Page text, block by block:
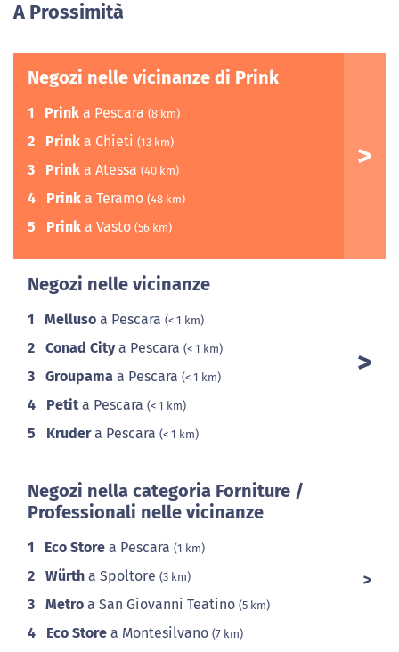
A Prossimità
Negozi nelle vicinanze di Prink
1 Prink a Pescara (8 km)
2 Prink a Chieti (13 km)
3 Prink a Atessa (40 km)
4 Prink a Teramo (48 km)
5 Prink a Vasto (56 km)
Negozi nelle vicinanze
1 Melluso a Pescara (< 1 km)
2 Conad Citya Pescara (< 1 km)
3 Groupama a Pescara (< 1 km)
4 Petit a Pescara (< 1 km)
5 Krudera Pescara (< 1 km)
Negozi nella categoria Forniture /
Professionali nelle vicinanze
1 Eco Store a Pescara (1 km)
2 Würth a Spoltore (3 km)
3 Metro a San Giovanni Teatino (5 km)
4 Eco Store a Montesilvano (7 km)